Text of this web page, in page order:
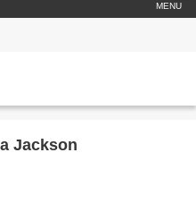
MENU
Jackson